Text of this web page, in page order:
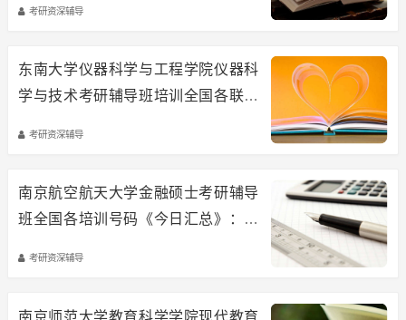
考研资深辅导
东南大学仪器科学与工程学院仪器科
学与技术考研辅导班培训全国各联系
考研资深辅导
南京航空航天大学金融硕士考研辅导
班全国各培训号码《今日汇总》：南
考研资深辅导
南京师范大学教育科学学院现代教育